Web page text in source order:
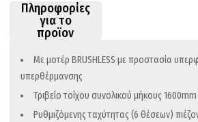
o
o
k
er
εί
τε
Πληροφορίες
για το
προϊον
Με μοτέρ BRUSHLESS με προστασία
υπερθέρμανσης
Τριβείο τοίχου συνολικού μήκους 1600mm
Ρυθμιζόμενης ταχύτητας (6 θέσεων)